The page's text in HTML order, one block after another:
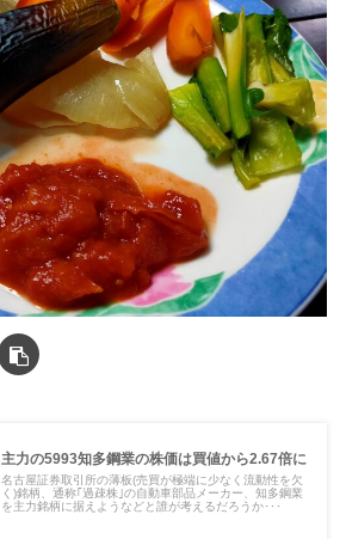
主力の5993知多鋼業の株価は買値から2.67倍に
名古屋証券取引所の薄板(売買が極端に少なく流動性を欠
く)銘柄、通称｢過疎株｣の自動車部品メーカー、知多鋼業
を主力銘柄に据えようなどと誰が考えるだろうか･･･